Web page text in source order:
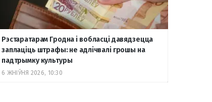
Рэстаратарам Гродна і вобласці давядзецца
заплаціць штрафы: не адлічвалі грошы на
падтрымку культуры
6 ЖНІЎНЯ 2026, 10:30